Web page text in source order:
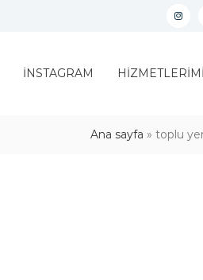
İNSTAGRAM
Ana sayfa » toplu